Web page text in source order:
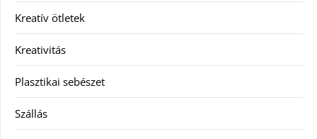
Kreatív ötletek
Kreativitás
Plasztikai sebészet
Szállás